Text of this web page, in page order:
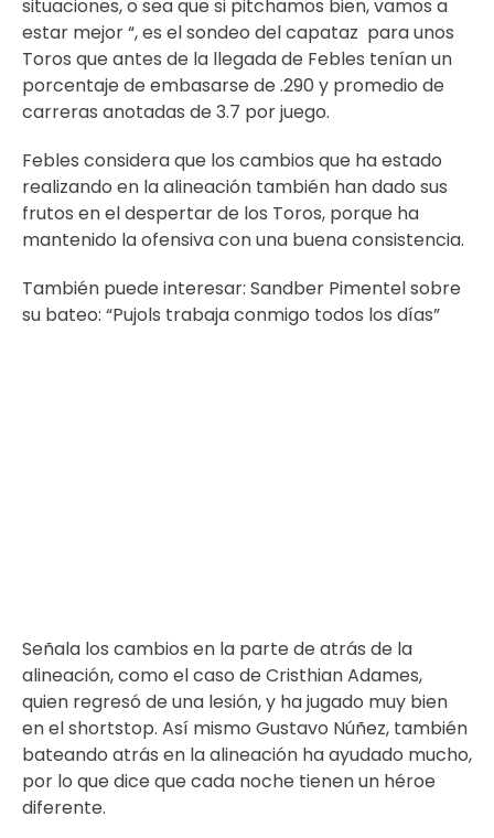
situaciones, o sea que si pitchamos bien, vamos a
estar mejor “, es el sondeo del capataz para unos
Toros que antes de la llegada de Febles tenían un
porcentaje de embasarse de .290 y promedio de
carreras anotadas de 3.7 por juego.
Febles considera que los cambios que ha estado
realizando en la alineación también han dado sus
frutos en el despertar de los Toros, porque ha
mantenido la ofensiva con una buena consistencia.
También puede interesar: Sandber Pimentel sobre
su bateo: “Pujols trabaja conmigo todos los días”
Señala los cambios en la parte de atrás de la
alineación, como el caso de Cristhian Adames,
quien regresó de una lesión, y ha jugado muy bien
en el shortstop. Así mismo Gustavo Núñez, también
bateando atrás en la alineación ha ayudado mucho,
por lo que dice que cada noche tienen un héroe
diferente.